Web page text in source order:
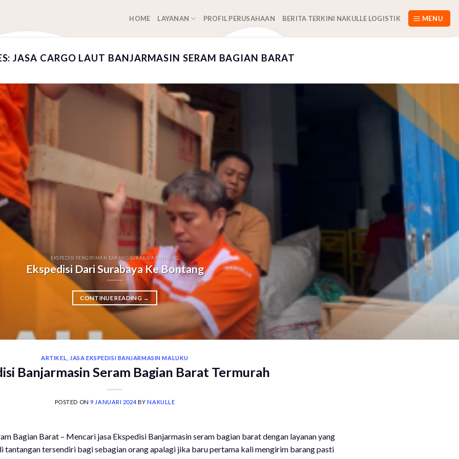
HOME LAYANAN PROFIL PERUSAHAAN BERITA TERKINI NAKULLE LOGISTIK MENU
JASA CARGO LAUT BANJARMASIN SERAM BAGIAN BARAT
EKSPEDISI PENGIRIMAN BARANG SURABAYA BONTANG
Ekspedisi Dari Surabaya Ke Bontang
CONTINUE READING→
ARTIKEL JASA EKSPEDISI BANJARMASIN MALUKU
Banjarmasin Seram Bagian Barat Termurah
POSTED ON 9 JANUARI 2024BYNAKULLE
Bagian Barat – Mencari jasa Ekspedisi Banjarmasin seram bagian barat dengan layanan yang
tantangan tersendiri bagi sebagian orang apalagi jika baru pertama kali mengirim barang pasti